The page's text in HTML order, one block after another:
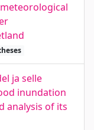
ja selle
inundation
analysis of its